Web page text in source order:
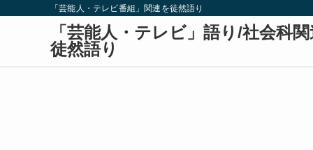
「芸能人・テレビ番組」関連を徒然語り
「芸能人・テレビ」語り/社会科
徒然語り